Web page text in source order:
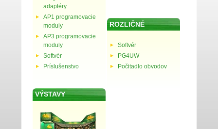
adaptéry
AP1 programovacie
moduly
AP3 programovacie
moduly
Softvér
Príslušenstvo
ROZLIČNÉ
Softvér
PG4UW
Počitadlo obvodov
VÝSTAVY